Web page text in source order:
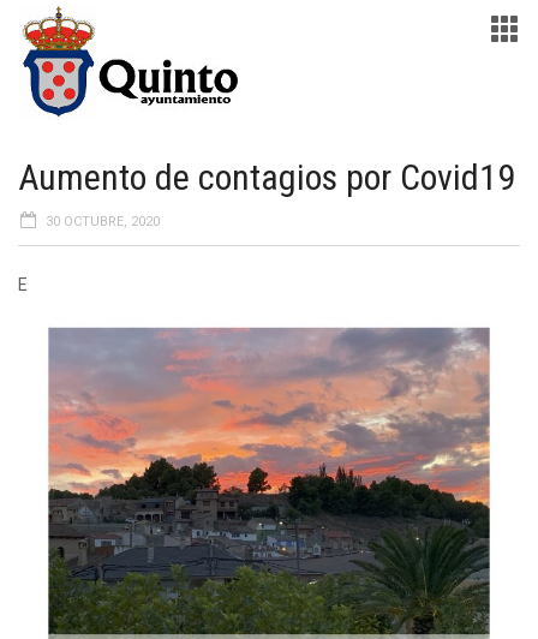
Aumento de contagios por Covid19
30 OCTUBRE, 2020
E